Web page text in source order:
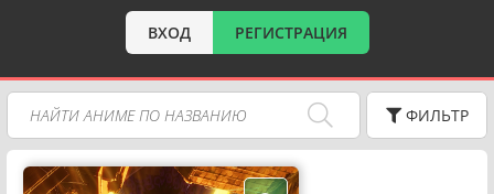
ВХОД РЕГИСТРАЦИЯ
ФИЛЬТР